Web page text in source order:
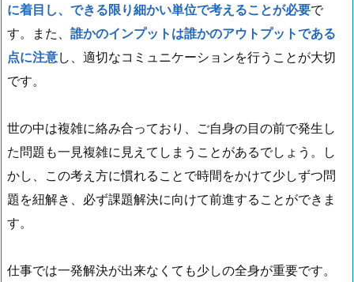
に着目し、できる限り細かい単位で考えることが必要で
す。また、 誰かのインプットは誰かのアウトプットである
点に注意し、適切なコミュニケーションを行うことが大切
です。
世の中は複雑に絡み合っており、ご自身の目の前で発生し
た問題も一見複雑に見えてしまうことがあるでしょう。し
かし、この考え方に慣れることで時間をかけて少しずつ問
題を紐解き、必ず課題解決に向けて前進することができま
す。
仕事では一発解決が出来なくても少しの全身が重要です。